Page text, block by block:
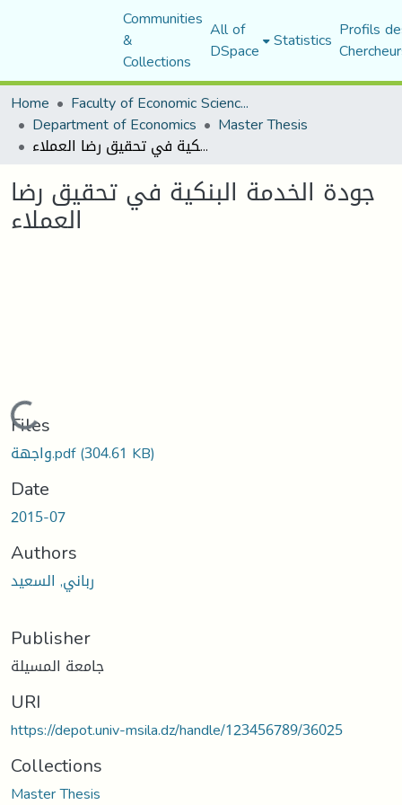
Communities
&
Collections
All of
DSpace Statistics Profils
Home
Faculty of Economic Sciences, Commerce and Management Sciences
Department of Economics Master Thesis
جودة الخدمة البنكية في تحقيق رضا العملاء
جودة الخدمة البنكية في تحقيق رضا
العملاء
Loading...
Files
واجهة.pdf(304.61 KB)
Date
2015-07
Authors
رباني, السعيد
Publisher
جامعة المسيلة
URI
https://depot.univ-msila.dz/handle/123456789/36025
Collections
Master Thesis